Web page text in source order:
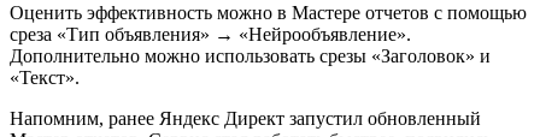
Оценить эффективность можно в Мастере отчетов с помощью
среза «Тип объявления» → «Нейрообъявление».
Дополнительно можно использовать срезы «Заголовок» и
«Текст».
Напомним, ранее Яндекс Директ запустил обновленный